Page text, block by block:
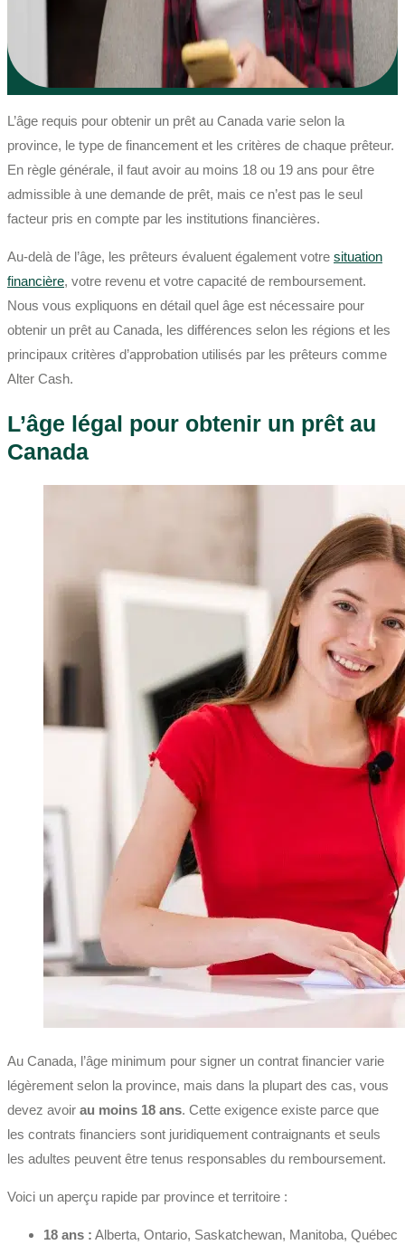
L’âge requis pour obtenir un prêt au Canada varie selon la
province, le type de financement et les critères de chaque prêteur.
En règle générale, il faut avoir au moins 18 ou 19 ans pour être
admissible à une demande de prêt, mais ce n’est pas le seul
facteur pris en compte par les institutions financières.
Au-delà de l’âge, les prêteurs évaluent également votre situation
financière, votre revenu et votre capacité de remboursement.
Nous vous expliquons en détail quel âge est nécessaire pour
obtenir un prêt au Canada, les différences selon les régions et les
principaux critères d’approbation utilisés par les prêteurs comme
Alter Cash.
L’âge légal pour obtenir un prêt au
Canada
Au Canada, l’âge minimum pour signer un contrat financier varie
légèrement selon la province, mais dans la plupart des cas, vous
devez avoir au moins 18 ans. Cette exigence existe parce que
les contrats financiers sont juridiquement contraignants et seuls
les adultes peuvent être tenus responsables du remboursement.
Voici un aperçu rapide par province et territoire :
18 ans : Alberta, Ontario, Saskatchewan, Manitoba, Québec